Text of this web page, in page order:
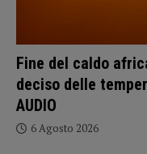
Fine del caldo
deciso delle
AUDIO
6 Agosto 2026